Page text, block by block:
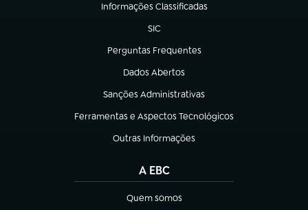
Informações Classificadas
(abre em nova aba)
SIC
(abre em nova aba)
Perguntas Frequentes
(abre em nova aba)
Dados Abertos
(abre em nova aba)
Sanções Administrativas
(abre em nova aba)
Ferramentas e Aspectos Tecnológicos
(abre em nova aba)
Outras Informações
(abre em nova aba)
A EBC
Quem somos
(abre em nova aba)